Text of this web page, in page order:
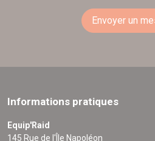
Envoyer un
Informations pratiques
Equip'Raid
145 Rue de l'Île Napoléon